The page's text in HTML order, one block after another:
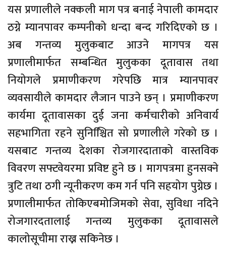
यस प्रणालीले नक्कली माग पत्र बनाई नेपाली कामदार
ठग्ने म्यानपावर कम्पनीको धन्दा बन्द गरिदिएको छ ।
अब गन्तव्य मुलुकबाट आउने मागपत्र यस
प्रणालीमार्फत सम्बन्धित मुलुकका दूतावास तथा
नियोगले प्रमाणीकरण गरेपछि मात्र म्यानपावर
व्यवसायीले कामदार लैजान पाउने छन् । प्रमाणीकरण
कार्यमा दूतावासका दुई जना कर्मचारीको अनिवार्य
सहभागिता रहने सुनिश्चिित सो प्रणालीले गरेको छ ।
यसबाट गन्तव्य देशका रोजगारदाताको वास्तविक
विवरण सफ्टवेयरमा प्रविष्ट हुने छ । मागपत्रमा हुनसक्ने
त्रुटि तथा ठगी न्यूनीकरण कम गर्न पनि सहयोग पुग्नेछ ।
प्रणालीमार्फत तोकिएबमोजिमको सेवा, सुविधा नदिने
रोजगारदतालाई गन्तव्य मुलुकका दूतावासले
कालोसूचीमा राख्न सकिनेछ ।